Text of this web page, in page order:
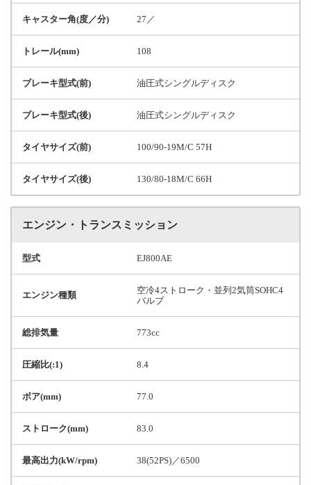
キャスター角(度／分) 27／
トレール(mm) 108
ブレーキ型式(前) 油圧式シングルディスク
ブレーキ型式(後) 油圧式シングルディスク
タイヤサイズ(前) 100/90-19M/C 57H
タイヤサイズ(後) 130/80-18M/C 66H
エンジン・トランスミッション
型式 EJ800AE
エンジン種類
空冷4ストローク・並列2気筒SOHC4
バルブ
総排気量 773cc
圧縮比(:1) 8.4
ボア(mm) 77.0
ストローク(mm) 83.0
最高出力(kW/rpm) 38(52PS)／6500